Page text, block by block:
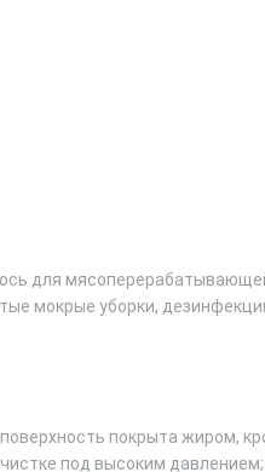
для
мокрые уборки,
покрыта жиром,
под высоким давлением;